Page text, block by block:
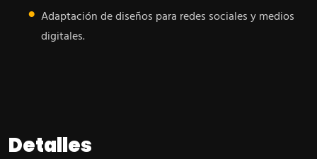
Adaptación de diseños para redes sociales y medios
digitales.
Detalles